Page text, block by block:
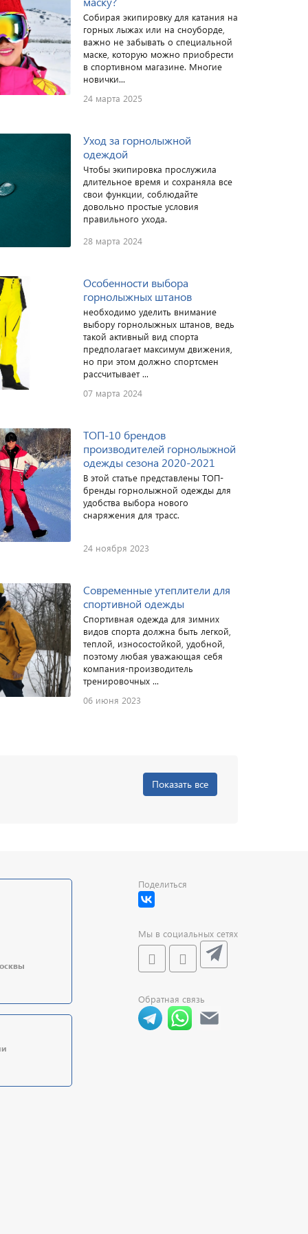
Собирая экипировку для катания на
горных лыжах или на сноуборде,
важно не забывать о специальной
маске, которую можно приобрести
в спортивном магазине. Многие
новички...
24 марта 2025
Уход за горнолыжной
одеждой
Чтобы экипировка прослужила
длительное время и сохраняла все
свои функции, соблюдайте
довольно простые условия
правильного ухода.
28 марта 2024
Особенности выбора
горнолыжных штанов
необходимо уделить внимание
выбору горнолыжных штанов, ведь
такой активный вид спорта
предполагает максимум движения,
но при этом должно спортсмен
рассчитывает ...
07 марта 2024
ТОП-10 брендов
производителей горнолыжной
одежды сезона 2020-2021
В этой статье представлены ТОП-
бренды горнолыжной одежды для
удобства выбора нового
снаряжения для трасс.
24 ноября 2023
Современные утеплители для
спортивной одежды
Спортивная одежда для зимних
видов спорта должна быть легкой,
теплой, износостойкой, удобной,
поэтому любая уважающая себя
компания-производитель
тренировочных ...
06 июня 2023
Показать все
Поделиться
Мы в социальных сетях
Обратная связь